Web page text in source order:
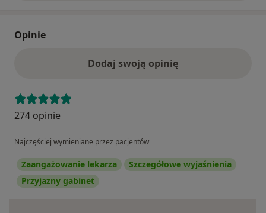
Opinie
Dodaj swoją opinię
274 opinie
Najczęściej wymieniane przez pacjentów
Zaangażowanie lekarza
Szczegółowe wyjaśnienia
Przyjazny gabinet